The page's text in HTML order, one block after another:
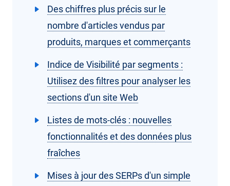
Des chiffres plus précis sur le
nombre d'articles vendus par
produits, marques et commerçants
Indice de Visibilité par segments :
Utilisez des filtres pour analyser les
sections d'un site Web
Listes de mots-clés : nouvelles
fonctionnalités et des données plus
fraîches
Mises à jour des SERPs d'un simple